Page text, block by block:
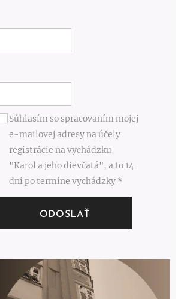
Súhlasím so spracovaním mojej
e-mailovej adresy na účely
registrácie na vychádzku
"Karol a jeho dievčatá", a to 14
dní po termíne vychádzky
ODOSLAŤ